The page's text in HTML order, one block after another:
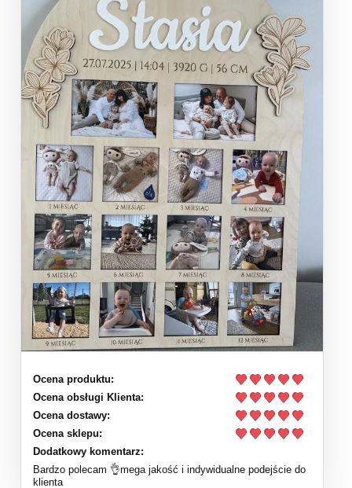
Ocena produktu:
Ocena obsługi Klienta:
Ocena dostawy:
Ocena sklepu:
Dodatkowy komentarz:
Bardzo polecam 👌mega jakość i indywidualne podejście do
klienta